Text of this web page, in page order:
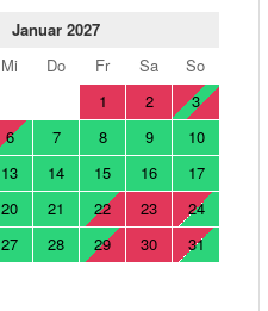
Januar 2027
Mi Do Fr Sa
So
1
2
3
6 7 8 9
10
13 14 15 16
17
20 21 22 23
24
27 28 29 30 31